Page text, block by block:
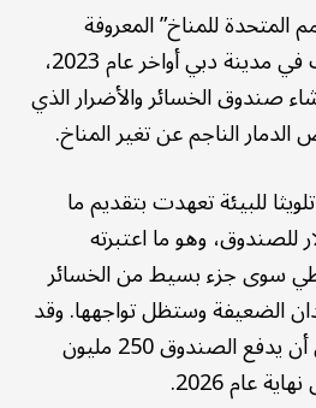
المتحدة للمناخ” المعروفة
بـ”كوب 28″، التي عُقدت في مدينة دبي أواخر عام 2023،
صندوق الخسائر والأضرار الذي
الناجم عن تغير المناخ.
للبيئة تعهدت بتقديم ما
دولار للصندوق، وهو ما اعتبرته
سوى جزء بسيط من الخسائر
الضعيفة وستظل تواجهها. وقد
تم الاتفاق هذا العام على أن يدفع الصندوق 250 مليون
عام 2026.